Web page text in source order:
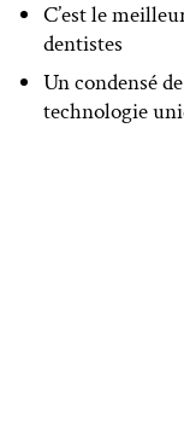
C’est le
dentistes
Un condensé
technologie